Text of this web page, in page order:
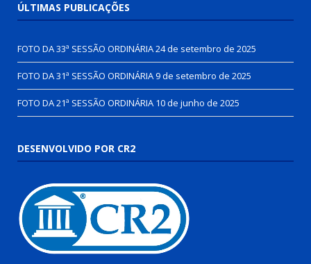
ÚLTIMAS PUBLICAÇÕES
FOTO DA 33ª SESSÃO ORDINÁRIA24 de setembro de 2025
FOTO DA 31ª SESSÃO ORDINÁRIA9 de setembro de 2025
FOTO DA 21ª SESSÃO ORDINÁRIA 10 de junho de 2025
DESENVOLVIDO POR CR2